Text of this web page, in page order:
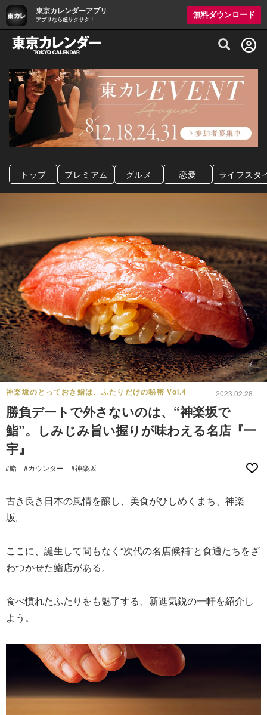
東京カレンダーアプリ
アプリなら超サクサク！
無料ダウンロード
グルメ情報・プレミアムレストラン予約
トップ プレミアム グルメ 恋愛 ライフスタ
神楽坂のとっておき鮨は、ふたりだけの秘密 Vol.4 2023.02.28
勝負デートで外さないのは、“神楽坂で
鮨”。しみじみ旨い握りが味わえる名店『一
宇』
#鮨 #カウンター #神楽坂
古き良き日本の風情を醸し、美食がひしめくまち、神楽
坂。
ここに、誕生して間もなく“次代の名店候補”と食通たちをざ
わつかせた鮨店がある。
食べ慣れたふたりをも魅了する、新進気鋭の一軒を紹介し
よう。